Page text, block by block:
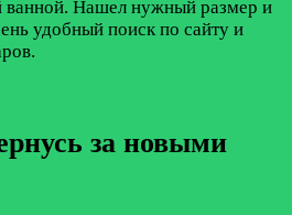
ванной. Нашел нужный размер и
удобный поиск по сайту и
за новыми